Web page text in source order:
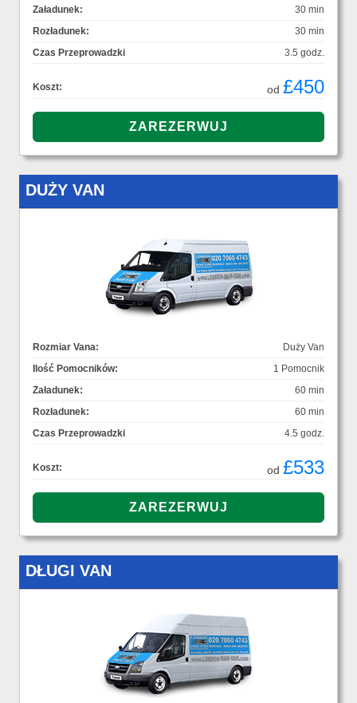
Załadunek:
30 min
Rozładunek:
30 min
Czas Przeprowadzki
3.5 godz.
Koszt: od £450
DUŻY VAN
Rozmiar Vana:
Duży Van
Ilość Pomocników:
1 Pomocnik
Załadunek:
60 min
Rozładunek:
60 min
Czas Przeprowadzki
4.5 godz.
Koszt: od £533
DŁUGI VAN